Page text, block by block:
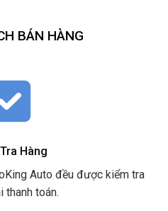
BÁN HÀNG
Hàng
Auto đều được kiểm tra
thanh toán.